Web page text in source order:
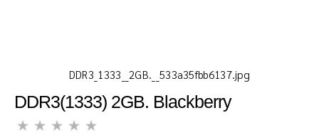
DDR3_1333__2GB.__533a35fbb6137.jpg
DDR3(1333) 2GB. Blackberry